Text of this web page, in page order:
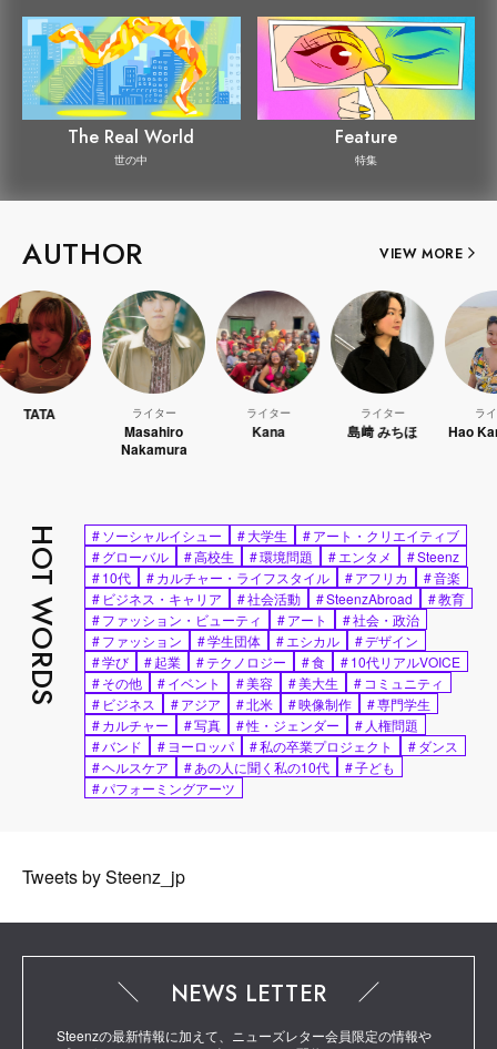
The Real World
世の中
Feature
特集
AUTHOR VIEW MORE
Masahiro
Nakamura
島﨑 みちほ Hao Kanayama
HOT WORDS #ソーシャルイシュー #大学生 #アート・クリエイティブ
#グローバル #高校生 #環境問題 #エンタメ #Steenz
#10代 #カルチャー・ライフスタイル #アフリカ #音楽
# ビジネス・キャリア #社会活動 #SteenzAbroad #教育
#ファッション・ビューティ #アート #社会・政治
#ファッション #学生団体 #エシカル #デザイン
#学び #起業 #テクノロジー #食 #10代リアルVOICE
#その他 #イベント #美容 #美大生 # コミュニティ
# ビジネス #アジア #北米 #映像制作 #専門学生
#カルチャー #写真 #性・ジェンダー # 人権問題
#バンド #ヨーロッパ #私の卒業プロジェクト #ダンス
#ヘルスケア #あの人に聞く私の10代 #子ども
#パフォーミングアーツ
Tweets by Steenz_jp
NEWS LETTER
Steenzの最新情報に加えて、ニューズレター会員限定の情報や